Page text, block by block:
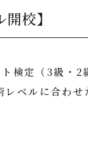
校】
定（3級・2
ベルに合わ